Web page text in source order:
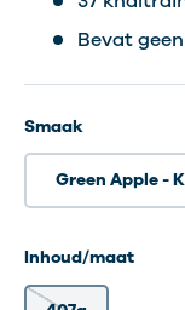
Bevat
Smaak
Green Apple -
Inhoud/maat